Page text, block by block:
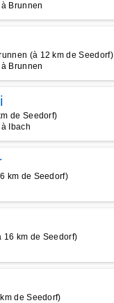
Brunnen
(à 12 km de Seedorf)
Brunnen
de Seedorf)
Ibach
km de Seedorf)
16 km de Seedorf)
de Seedorf)